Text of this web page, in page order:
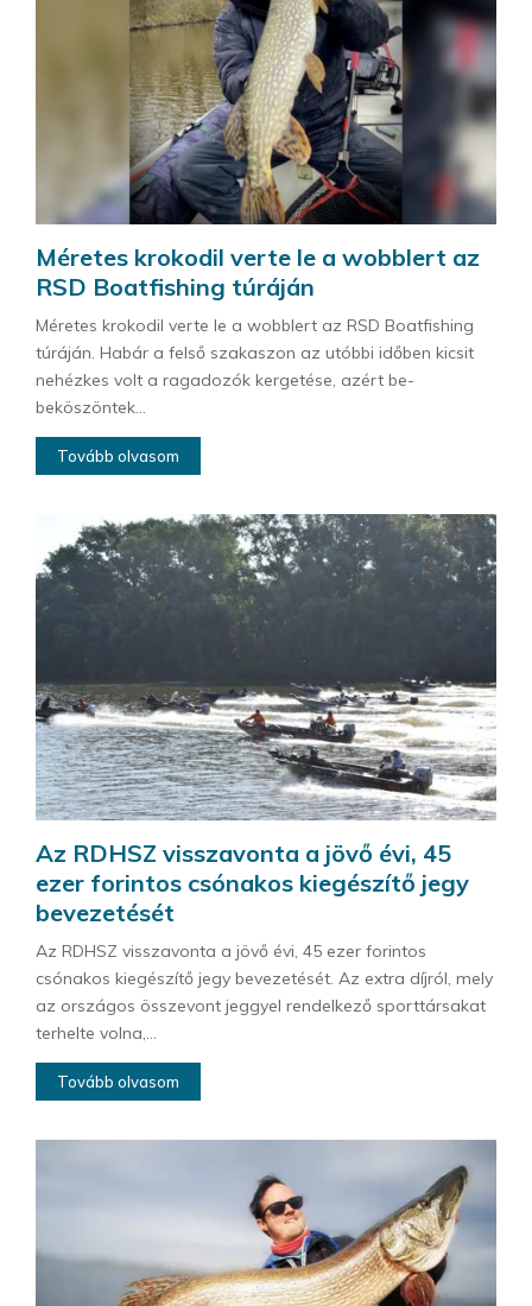
Méretes krokodil verte le a wobblert az
RSD Boatfishing túráján
Méretes krokodil verte le a wobblert az RSD Boatfishing
túráján. Habár a felső szakaszon az utóbbi időben kicsit
nehézkes volt a ragadozók kergetése, azért be-
beköszöntek...
Tovább olvasom
Az RDHSZ visszavonta a jövő évi, 45
ezer forintos csónakos kiegészítő jegy
bevezetését
Az RDHSZ visszavonta a jövő évi, 45 ezer forintos
csónakos kiegészítő jegy bevezetését. Az extra díjról, mely
az országos összevont jeggyel rendelkező sporttársakat
terhelte volna,...
Tovább olvasom